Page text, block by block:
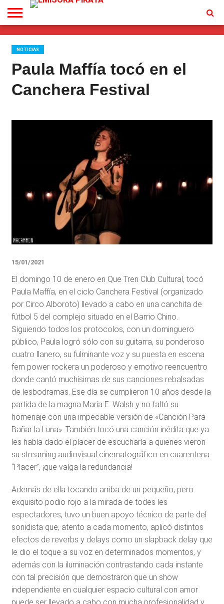
TV
EN
VIVO
CONTACTO
NOTICIAS
Paula Maffía tocó en el
Canchera Festival
15/01/2021
El domingo 10 de enero en Que Tren Club Cultural, tocó
Paula Maffía, en el ciclo Canchera Festival (organizado
por Circo Alboroto) llevado a cabo en una canchita de
fútbol 5 del complejo situado en el Barrio Chino.
Siguiendo todos los protocolos, con un dominguero
público, Paula logró sólo con su guitarra, su ponderoso
cuatro llanero, su fulminante voz y su puesta en escena
fem power rockera un poderoso y emotivo reencuentro
donde cantó muchísimas de sus canciones rebalsadas
de lesbodramas. Ese día se cumplieron 10 años desde la
partida de la magna María E. Walsh y no faltó su
homenaje con una impecable versión de «Canción Para
Bañar la Luna». También tocó una canción inédita que ya
les había dado el placer de escucharla a quienes vieron
su streaming audiovisual cinematográfico en cuarentena
“Placer”, ¡que valga la redundancia!
Además de ella tocando arriba de un pequeño, pero
exquisito podio rojo a la mirada de todes les
espectadores, tuvo un buen apoyo técnico de parte del
sonidista que, atento a cada momento, aplicó distintos
efectos de reverbs y delays como un slapback delay que
le dio el toque a su voz en determinados momentos, y
además con la iluminación contrastando cada instante
con tal precisión que demostraron que un show
independiente en cualquier espacio cultural con amor